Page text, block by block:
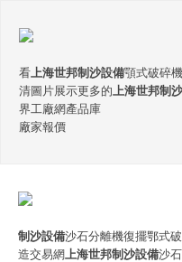
看上海世邦制沙設備顎式破碎
清圖片展示更多的上海世邦制
界工廠網產品庫
廠家報價
制沙設備沙石分離機復擺鄂式
造交易網上海世邦制沙設備沙